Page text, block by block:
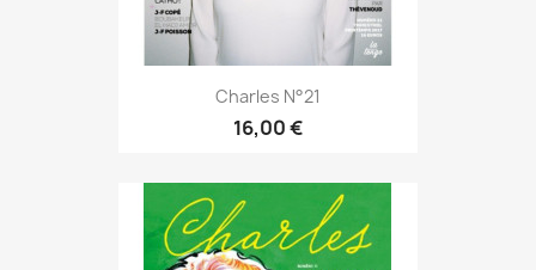
Charles N°21
16,00 €